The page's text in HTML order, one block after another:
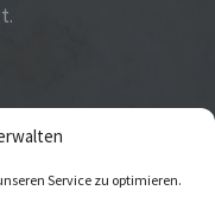
Service zu optimieren.